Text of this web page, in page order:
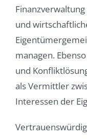
und
managen.
und
als Vermittler
Interessen der